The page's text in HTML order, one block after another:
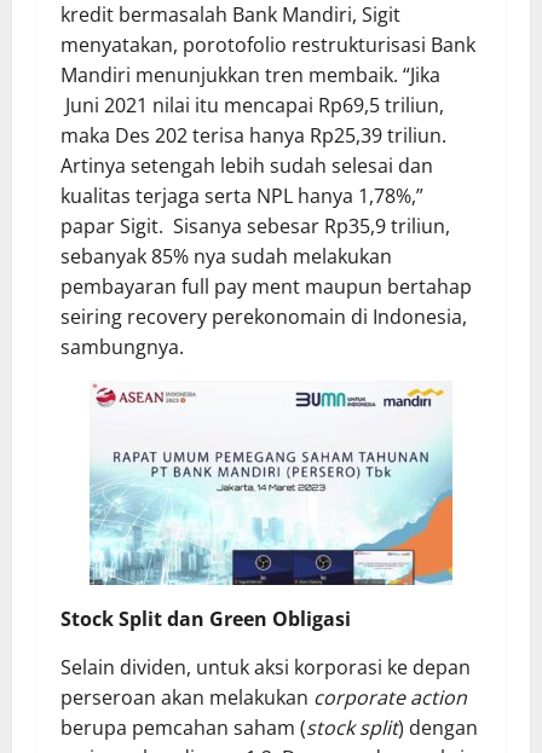
kredit bermasalah Bank Mandiri, Sigit
menyatakan, porotofolio restrukturisasi Bank
Mandiri menunjukkan tren membaik. “Jika
Juni 2021 nilai itu mencapai Rp69,5 triliun,
maka Des 202 terisa hanya Rp25,39 triliun.
Artinya setengah lebih sudah selesai dan
kualitas terjaga serta NPL hanya 1,78%,”
papar Sigit. Sisanya sebesar Rp35,9 triliun,
sebanyak 85% nya sudah melakukan
pembayaran full pay ment maupun bertahap
seiring recovery perekonomain di Indonesia,
sambungnya.
Stock Split dan Green Obligasi
Selain dividen, untuk aksi korporasi ke depan
perseroan akan melakukan corporate action
berupa pemcahan saham (stock split) dengan